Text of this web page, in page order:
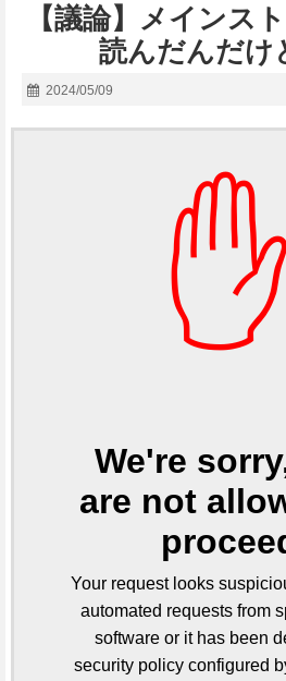
【議論】メインス
読んだんだ
2024/05/09
We're
are not
Your request looks
automated requests from
software or it has been
security policy configured